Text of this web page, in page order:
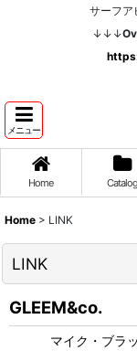
サーフア
↓↓↓
メニュー
Home Catalog
Home > LINK
LINK
GLEEM&co.
マイク・ブラ